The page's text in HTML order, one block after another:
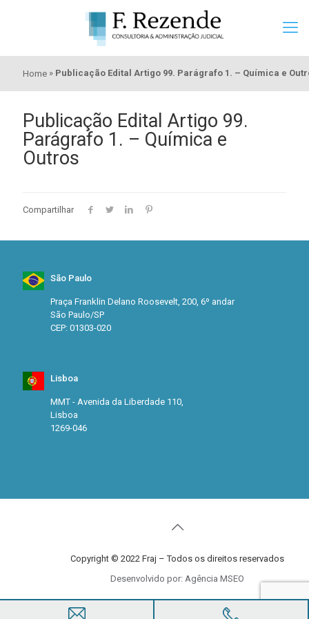
Home » Publicação Edital Artigo 99. Parágrafo 1. – Química e
Publicação Edital Artigo 99.
Parágrafo 1. – Química e
Outros
Compartilhar
São Paulo
Praça Franklin Delano Roosevelt, 200, 6º andar
São Paulo/SP
CEP: 01303-020
Lisboa
MMT - Avenida da Liberdade 110,
Lisboa
1269-046
Copyright © 2022 Fraj – Todos os direitos reservados
Desenvolvido por: Agência MSEO